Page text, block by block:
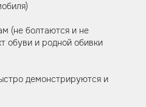
(не болтаются и не
обуви и родной обивки
демонстрируются и